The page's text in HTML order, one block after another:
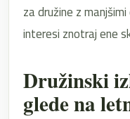
za družine z
interesi znotraj ene
Družinski
glede na